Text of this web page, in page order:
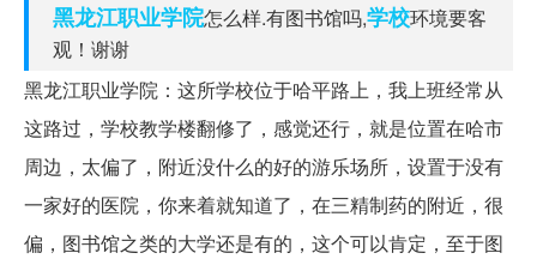
黑龙江职业学院怎么样.有图书馆吗,学校环境要客
观！谢谢
黑龙江职业学院：这所学校位于哈平路上，我上班经常从
这路过，学校教学楼翻修了，感觉还行，就是位置在哈市
周边，太偏了，附近没什么的好的游乐场所，设置于没有
一家好的医院，你来着就知道了，在三精制药的附近，很
偏，图书馆之类的大学还是有的，这个可以肯定，至于图